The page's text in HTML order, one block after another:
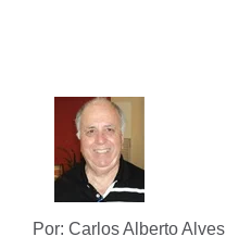
Por: Carlos Alberto Alves